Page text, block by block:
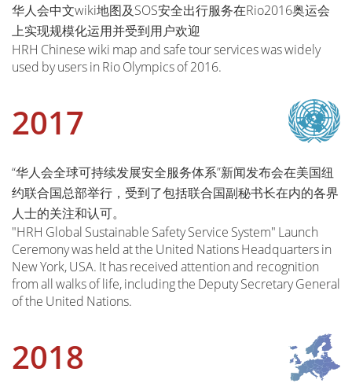
华人会中文wiki地图及SOS安全出行服务在Rio2016奥运会
上实现规模化运用并受到用户欢迎
HRH Chinese wiki map and safe tour services was widely
used by users in Rio Olympics of 2016.
2017
“华人会全球可持续发展安全服务体系”新闻发布会在美国纽
约联合国总部举行，受到了包括联合国副秘书长在内的各界
人士的关注和认可。
"HRH Global Sustainable Safety Service System" Launch
Ceremony was held at the United Nations Headquarters in
New York, USA. It has received attention and recognition
from all walks of life, including the Deputy Secretary General
of the United Nations.
2018